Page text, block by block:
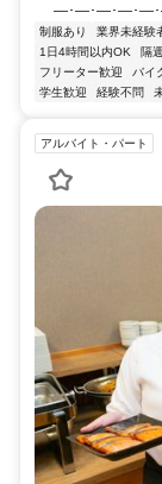
―･―･―･―･―･―･
制服あり 業界未経験
1日4時間以内OK
隔
フリーター歓迎
バイ
学生歓迎
経験不問
アルバイト・パート